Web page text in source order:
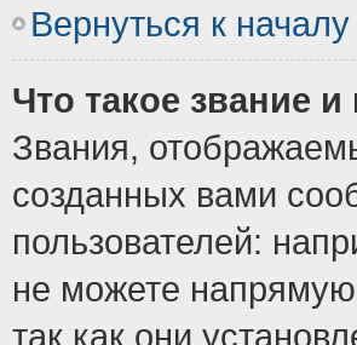
Вернуться к началу
Что такое звание
Звания,
созданных вами
пользователей:
не можете
так как они